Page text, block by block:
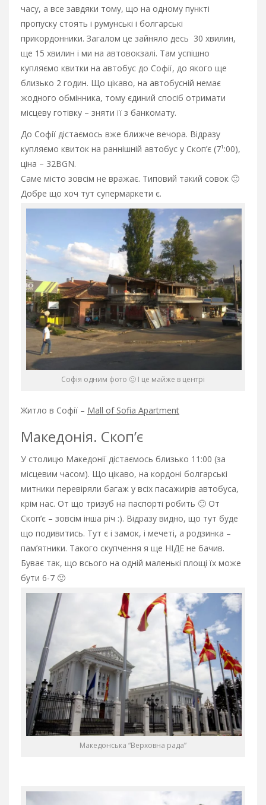
часу, а все завдяки тому, що на одному пункті
пропуску стоять і румунські і болгарські
прикордонники. Загалом це зайняло десь 30 хвилин,
ще 15 хвилин і ми на автовокзалі. Там успішно
купляємо квитки на автобус до Софії, до якого ще
близько 2 годин. Що цікаво, на автобусній немає
жодного обмінника, тому єдиний спосіб отримати
місцеву готівку – зняти її з банкомату.
До Софії дістаємось вже ближче вечора. Відразу
купляємо квиток на раннішній автобус у Скоп’є (7¹:00),
ціна – 32BGN.
Саме місто зовсім не вражає. Типовий такий совок 🙂
Добре що хоч тут супермаркети є.
Софія одним фото 🙂 І це майже в центрі
Житло в Софії – Mall of Sofia Apartment
Македонія. Скоп’є
У столицю Македонії дістаємось близько 11:00 (за
місцевим часом). Що цікаво, на кордоні болгарські
митники перевіряли багаж у всіх пасажирів автобуса,
крім нас. От що тризуб на паспорті робить 🙂 От
Скоп’є – зовсім інша річ :). Відразу видно, що тут буде
що подивитись. Тут є і замок, і мечеті, а родзинка –
пам’ятники. Такого скупчення я ще НІДЕ не бачив.
Буває так, що всього на одній маленькі площі їх може
бути 6-7 🙂
Македонська “Верховна рада”